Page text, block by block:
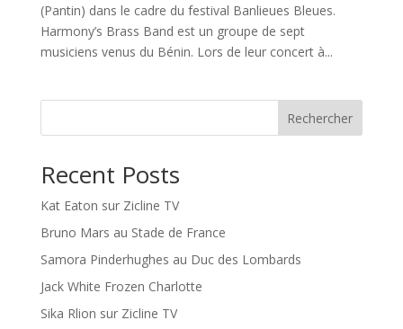
(Pantin) dans le cadre du festival Banlieues Bleues.
Harmony’s Brass Band est un groupe de sept
musiciens venus du Bénin. Lors de leur concert à...
Rechercher
Recent Posts
Kat Eaton sur Zicline TV
Bruno Mars au Stade de France
Samora Pinderhughes au Duc des Lombards
Jack White Frozen Charlotte
Sika Rlion sur Zicline TV